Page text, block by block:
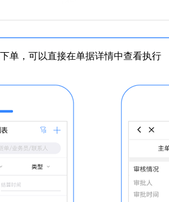
单，可以直接在单据详情中查看执行